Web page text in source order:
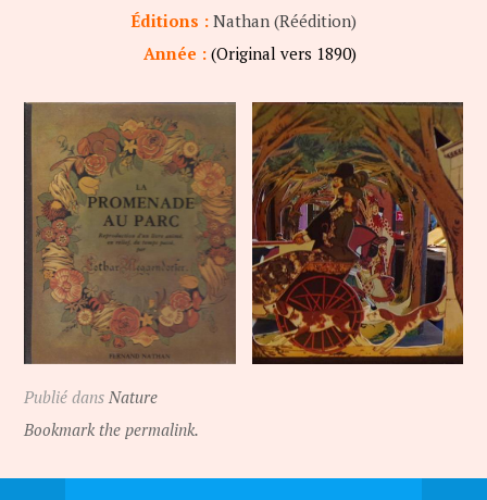
Éditions : Nathan (Réédition)
Année : (Original vers 1890)
Publié dans Nature
Bookmark the permalink.